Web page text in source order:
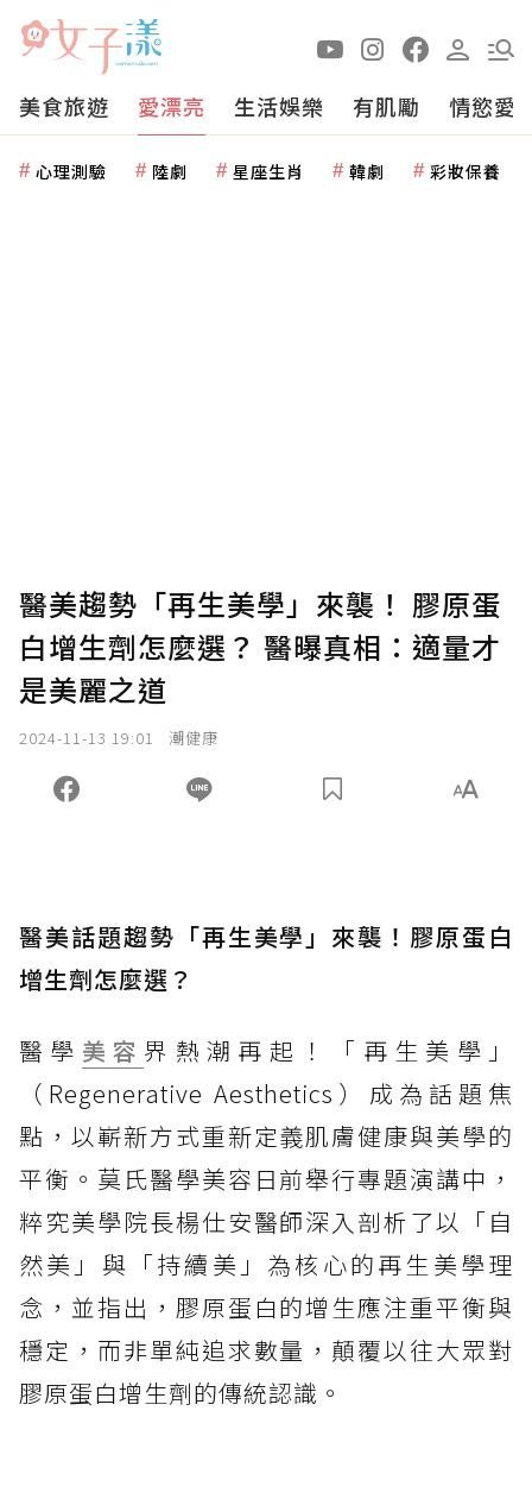
美食旅遊 愛漂亮 生活娛樂 有肌勵 情慾愛
心理測驗 陸劇 星座生肖 韓劇 彩妝保養
醫美趨勢「再生美學」來襲！ 膠原蛋
白增生劑怎麼選？ 醫曝真相：適量才
是美麗之道
2024-11-13 19:01 潮健康
醫美話題趨勢「再生美學」來襲！膠原蛋白
增生劑怎麼選？
醫學 美容 界熱潮再起！「再生美學」
（Regenerative Aesthetics）成為話題焦
點，以嶄新方式重新定義肌膚健康與美學的
平衡。莫氏醫學美容日前舉行專題演講中，
粹究美學院長楊仕安醫師深入剖析了以「自
然美」與「持續美」為核心的再生美學理
念，並指出，膠原蛋白的增生應注重平衡與
穩定，而非單純追求數量，顛覆以往大眾對
膠原蛋白增生劑的傳統認識。